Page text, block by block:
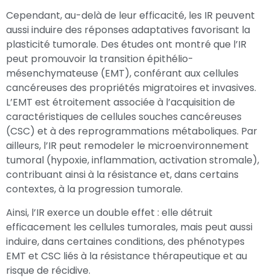
Cependant, au-delà de leur efficacité, les IR peuvent
aussi induire des réponses adaptatives favorisant la
plasticité tumorale. Des études ont montré que l’IR
peut promouvoir la transition épithélio-
mésenchymateuse (EMT), conférant aux cellules
cancéreuses des propriétés migratoires et invasives.
L’EMT est étroitement associée à l’acquisition de
caractéristiques de cellules souches cancéreuses
(CSC) et à des reprogrammations métaboliques. Par
ailleurs, l’IR peut remodeler le microenvironnement
tumoral (hypoxie, inflammation, activation stromale),
contribuant ainsi à la résistance et, dans certains
contextes, à la progression tumorale.
Ainsi, l’IR exerce un double effet : elle détruit
efficacement les cellules tumorales, mais peut aussi
induire, dans certaines conditions, des phénotypes
EMT et CSC liés à la résistance thérapeutique et au
risque de récidive.